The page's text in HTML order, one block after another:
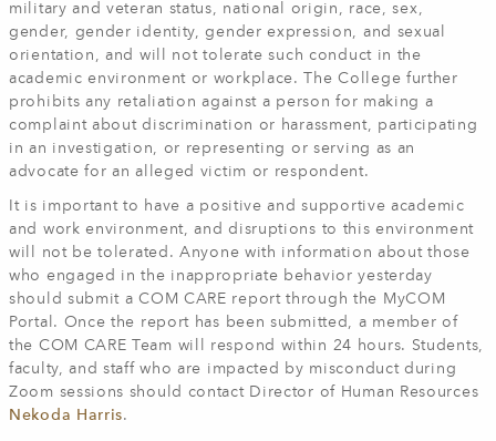
military and veteran status, national origin, race, sex,
gender, gender identity, gender expression, and sexual
orientation, and will not tolerate such conduct in the
academic environment or workplace. The College further
prohibits any retaliation against a person for making a
complaint about discrimination or harassment, participating
in an investigation, or representing or serving as an
advocate for an alleged victim or respondent.
It is important to have a positive and supportive academic
and work environment, and disruptions to this environment
will not be tolerated. Anyone with information about those
who engaged in the inappropriate behavior yesterday
should submit a COM CARE report through the MyCOM
Portal. Once the report has been submitted, a member of
the COM CARE Team will respond within 24 hours. Students,
faculty, and staff who are impacted by misconduct during
Zoom sessions should contact Director of Human Resources
Nekoda Harris.